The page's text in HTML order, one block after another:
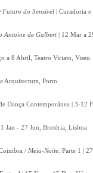
Futuro do Sensível | Curadoria
Antoine de Galbert | 12 Mar a
a 8 Abril, Teatro Viriato, Viseu.
Arquitectura, Porto
Dança Contemporânea | 3-12
Jan - 27 Jun, Brotéria, Lisboa
/ Meia-Noite . Parte 1 |